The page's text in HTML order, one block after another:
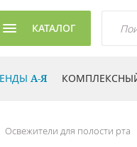
КАТАЛОГ
А-Я
Освежители для полости рта